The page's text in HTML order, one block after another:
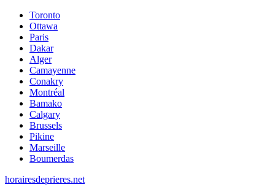
Toronto
Ottawa
Paris
Dakar
Alger
Camayenne
Conakry
Montréal
Bamako
Calgary
Brussels
Pikine
Marseille
Boumerdas
horairesdeprieres.net